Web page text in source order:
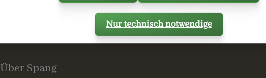
Über Spang
Nur technisch notwendige